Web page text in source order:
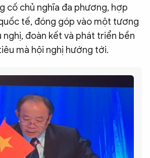
cố chủ nghĩa đa phương, hợp
tế, đóng góp vào một tương
nghị, đoàn kết và phát triển bền
mà hội nghị hướng tới.